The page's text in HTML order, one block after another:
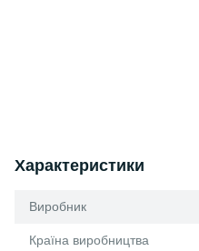
Характеристики
Виробник
Країна виробництва